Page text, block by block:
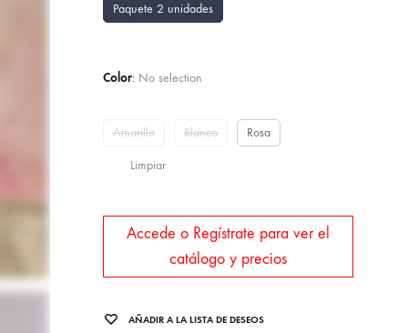
Paquete 2 unidades
Color: No selection
Amarillo Blanco Rosa
Limpiar
Accede o Regístrate para ver el
catálogo y precios
AÑADIR A LA LISTA DE DESEOS